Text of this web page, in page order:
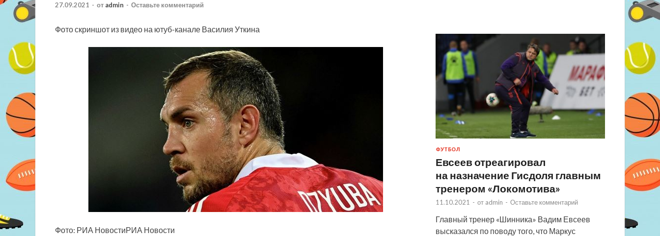
27.09.2021 - от admin - Оставьте комментарий
Фото скриншот из видео на ютуб-канале Василия Уткина
Фото: РИА НовостиРИА Новости
ФУТБОЛ
Евсеев отреагировал
на назначение Гисдоля главным
тренером «Локомотива»
11.10.2021 - от admin - Оставьте комментарий
Главный тренер «Шинника» Вадим Евсеев
высказался по поводу того, что Маркус